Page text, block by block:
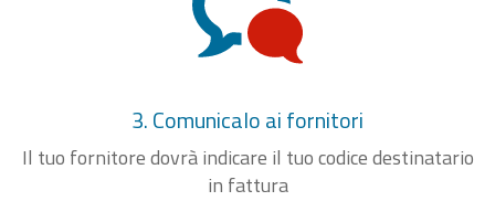
3. Comunicalo ai fornitori
Il tuo fornitore dovrà indicare il tuo codice destinatario
in fattura